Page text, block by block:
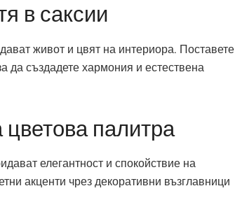
в саксии
живот и цвят на интериора. Поставете
да създадете хармония и естествена
палитра
елегантност и спокойствие на
акценти чрез декоративни възглавници